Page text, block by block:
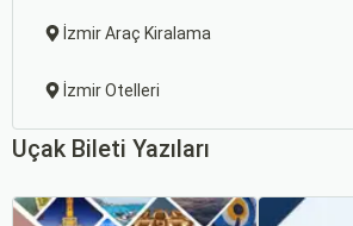
İzmir Araç Kiralama
İzmir Otelleri
Uçak Bileti Yazıları